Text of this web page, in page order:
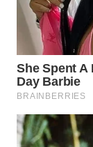
TAPANULI
TENGAH
WN DELI
SERDANG
TEBING
TINGGI